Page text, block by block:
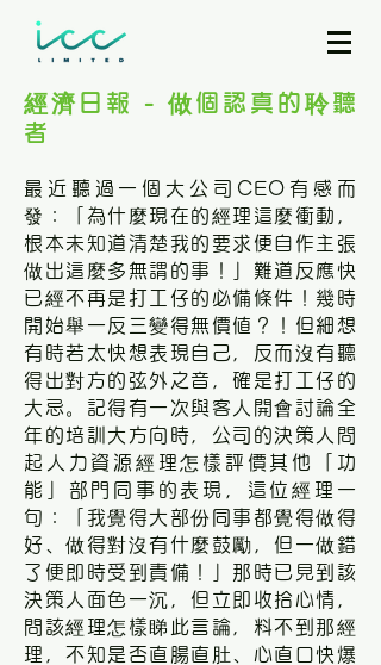
經濟日報 - 做個認真的聆聽
者
最近聽過一個大公司CEO有感而
發：「為什麼現在的經理這麼衝動，
根本未知道清楚我的要求便自作主張
做出這麼多無謂的事！」難道反應快
已經不再是打工仔的必備條件！幾時
開始舉一反三變得無價値？！但細想
有時若太快想表現自己，反而沒有聽
得出對方的弦外之音，確是打工仔的
大忌。記得有一次與客人開會討論全
年的培訓大方向時，公司的決策人問
起人力資源經理怎樣評價其他「功
能」部門同事的表現，這位經理一
句：「我覺得大部份同事都覺得做得
好、做得對沒有什麼鼓勵，但一做錯
了便即時受到責備！」那時已見到該
決策人面色一沉，但立即收拾心情，
問該經理怎樣睇此言論，料不到那經
理，不知是否直腸直肚、心直口快爆